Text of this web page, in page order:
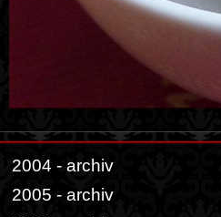
2004 - archiv
2005 - archiv